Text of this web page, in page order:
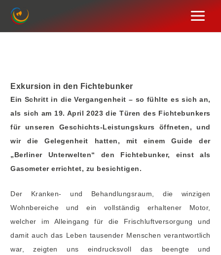
Zum
Inhalt
springen
Exkursion in den Fichtebunker
Ein Schritt in die Vergangenheit – so fühlte es sich an,
als sich am 19. April 2023 die Türen des Fichtebunkers
für unseren Geschichts-Leistungskurs öffneten, und
wir die Gelegenheit hatten, mit einem Guide der
„Berliner Unterwelten“ den Fichtebunker, einst als
Gasometer errichtet, zu besichtigen.
Der Kranken- und Behandlungsraum, die winzigen
Wohnbereiche und ein vollständig erhaltener Motor,
welcher im Alleingang für die Frischluftversorgung und
damit auch das Leben tausender Menschen verantwortlich
war, zeigten uns eindrucksvoll das beengte und